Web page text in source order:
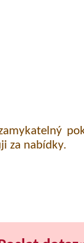
za nabídky.